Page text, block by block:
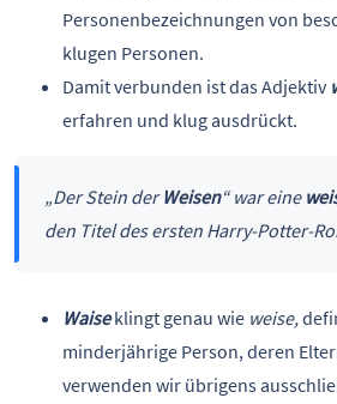
Personenbezeichnungen von
klugen Personen.
Damit verbunden ist das Adjektiv
erfahren und klug ausdrückt.
„Der Stein derWeisen“ war eine
den Titel des ersten Harry-Potter-
Waiseklingt genau wie weise,
minderjährige Person, deren
verwenden wir übrigens